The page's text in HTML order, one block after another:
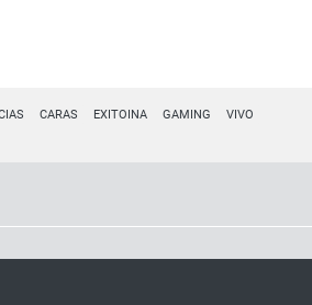
CARAS EXITOINA GAMING VIVO